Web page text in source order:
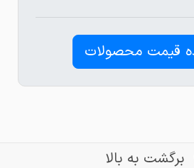
قیمت محصولات
برگشت به بالا